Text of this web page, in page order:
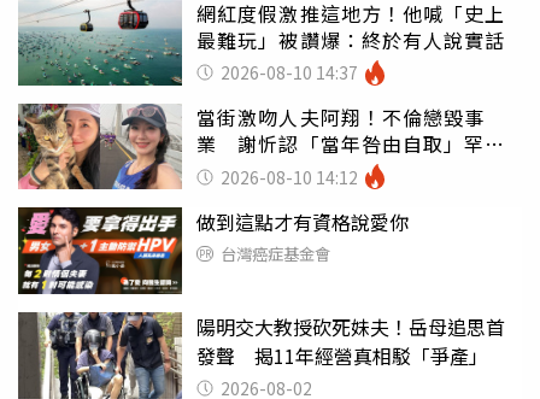
網紅度假激推這地方！他喊「史上
最難玩」被讚爆：終於有人說實話
2026-08-10 14:37
當街激吻人夫阿翔！不倫戀毀事
業 謝忻認「當年咎由自取」罕吐
心聲2026-08-10 14:12
做到這點才有資格說愛你
台灣癌症基金會
陽明交大教授砍死妹夫！岳母追思首
發聲 揭11年經營真相駁「爭產」
2026-08-02